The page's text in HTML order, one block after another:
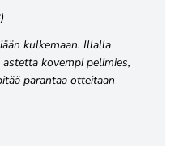
kulkemaan. Illalla
kovempi pelimies,
parantaa otteitaan